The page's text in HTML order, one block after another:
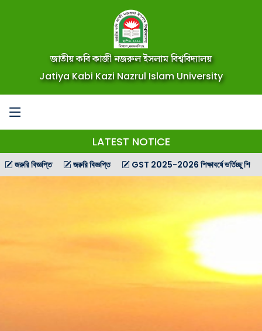
জাতীয় কবি কাজী নজরুল ইসলাম বিশ্ববিদ্যালয়
Jatiya Kabi Kazi Nazrul Islam University
LATEST NOTICE
জরুরি বিজ্ঞপ্তি GST 2025-2026 শিক্ষাবর্ষে ভর্তিচ্ছু শিক্ষার্থীদের জন্য